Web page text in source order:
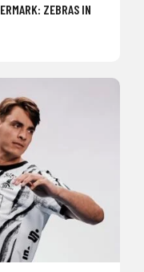
ZEBRAS IN